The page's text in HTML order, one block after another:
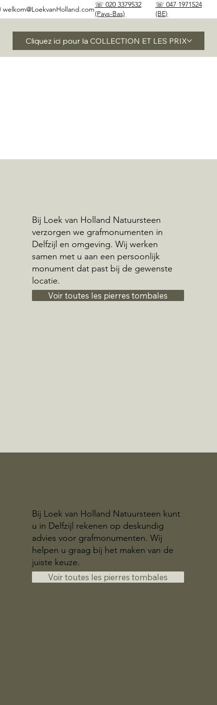
☏ 020 3379532
(Pays-Bas)
☏ 047 1971524
(BE)
welkom@LoekvanHolland.com
Cliquez ici pour la COLLECTION ET LES PRIX
Bij Loek van Holland Natuursteen
verzorgen we grafmonumenten in
Delfzijl en omgeving. Wij werken
samen met u aan een persoonlijk
monument dat past bij de gewenste
locatie.
Voir toutes les pierres tombales
Bij Loek van Holland Natuursteen kunt
u in Delfzijl rekenen op deskundig
advies voor grafmonumenten. Wij
helpen u graag bij het maken van de
juiste keuze.
Voir toutes les pierres tombales